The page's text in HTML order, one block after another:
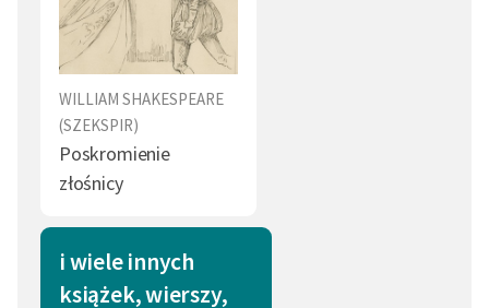
WILLIAM SHAKESPEARE
(SZEKSPIR)
Poskromienie
złośnicy
i wiele innych
książek, wierszy,